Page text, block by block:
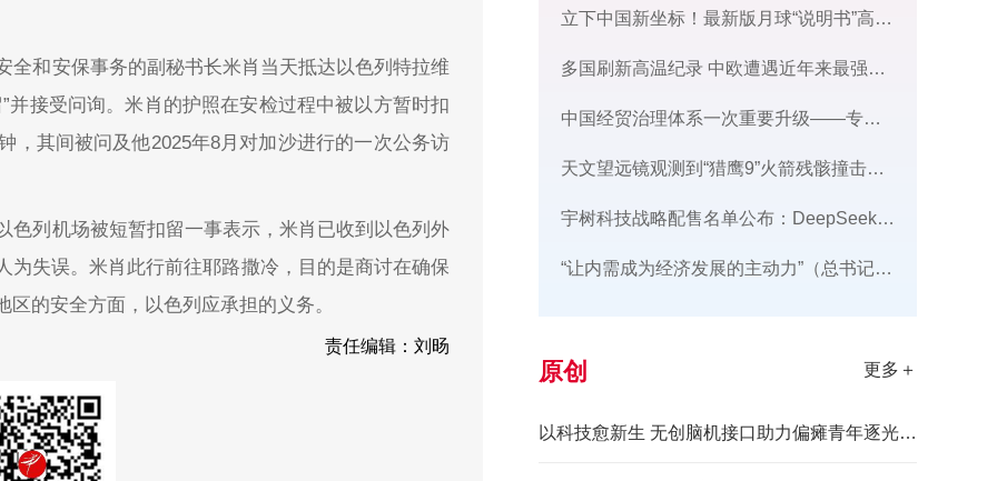
全和安保事务的副秘书长米肖当天抵达以色列特拉维
并接受问询。米肖的护照在安检过程中被以方暂时扣
，其间被问及他2025年8月对加沙进行的一次公务访
色列机场被短暂扣留一事表示，米肖已收到以色列外
失误。米肖此行前往耶路撒冷，目的是商讨在确保
的安全方面，以色列应承担的义务。
责任编辑：刘旸
立下中国新坐标！最新版月球“说明书”高清细节图来了
多国刷新高温纪录 中欧遭遇近年来最强热浪
中国经贸治理体系一次重要升级——专家解读中国首例对外贸易国家安全调查
天文望远镜观测到“猎鹰9”火箭残骸撞击月球迹象
宇树科技战略配售名单公布：DeepSeek、腾讯等在列
“让内需成为经济发展的主动力”（总书记的人民情怀）
原创 更多＋
以科技愈新生 无创脑机接口助力偏瘫青年逐光前行